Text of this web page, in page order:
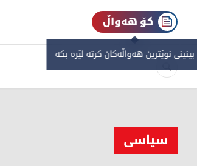
کۆ هەواڵ
نوێترین هەواڵەکان کرتە لێرە بکە
سیاسی